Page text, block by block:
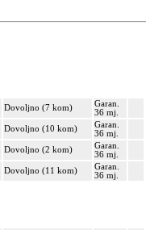
Dovoljno (7 kom)
Garan.
36 mj.
Dovoljno (10 kom)
Garan.
36 mj.
Dovoljno (2 kom)
Garan.
36 mj.
Dovoljno (11 kom)
Garan.
36 mj.